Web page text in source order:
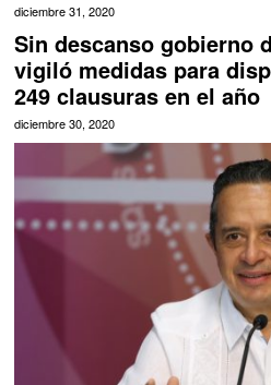
diciembre 31, 2020
Sin descanso gobierno
vigiló medidas para
249 clausuras en el año
diciembre 30, 2020